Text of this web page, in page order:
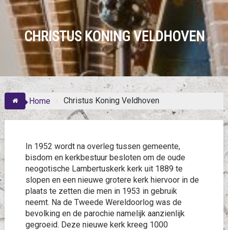
CHRISTUS KONING VELDHOVEN
Home Christus Koning Veldhoven
In 1952 wordt na overleg tussen gemeente,
bisdom en kerkbestuur besloten om de oude
neogotische Lambertuskerk kerk uit 1889 te
slopen en een nieuwe grotere kerk hiervoor in de
plaats te zetten die men in 1953 in gebruik
neemt. Na de Tweede Wereldoorlog was de
bevolking en de parochie namelijk aanzienlijk
gegroeid. Deze nieuwe kerk kreeg 1000